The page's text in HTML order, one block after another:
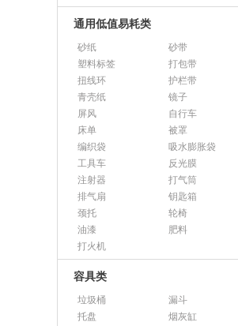
通用低值易耗类
砂纸
砂带
塑料标签
打包带
扭线环
护栏带
青壳纸
镜子
屏风
自行车
床单
被罩
编织袋
吸水膨胀袋
工具车
反光膜
注射器
打气筒
排气扇
钥匙箱
颈托
轮椅
油漆
肥料
打火机
容具类
垃圾桶
漏斗
托盘
烟灰缸